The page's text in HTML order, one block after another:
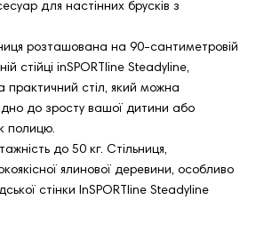
для настінних брусків з
розташована на 90-сантиметровій
стійці inSPORTline Steadyline,
практичний стіл, який можна
до зросту вашої дитини або
полицю.
до 50 кг. Стільниця,
ялинової деревини, особливо
стінки InSPORTline Steadyline